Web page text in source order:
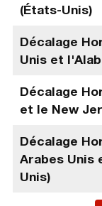
(États-Unis)
Décalage
Unis et
Décalage
et le New
Décalage
Arabes Unis
Unis)